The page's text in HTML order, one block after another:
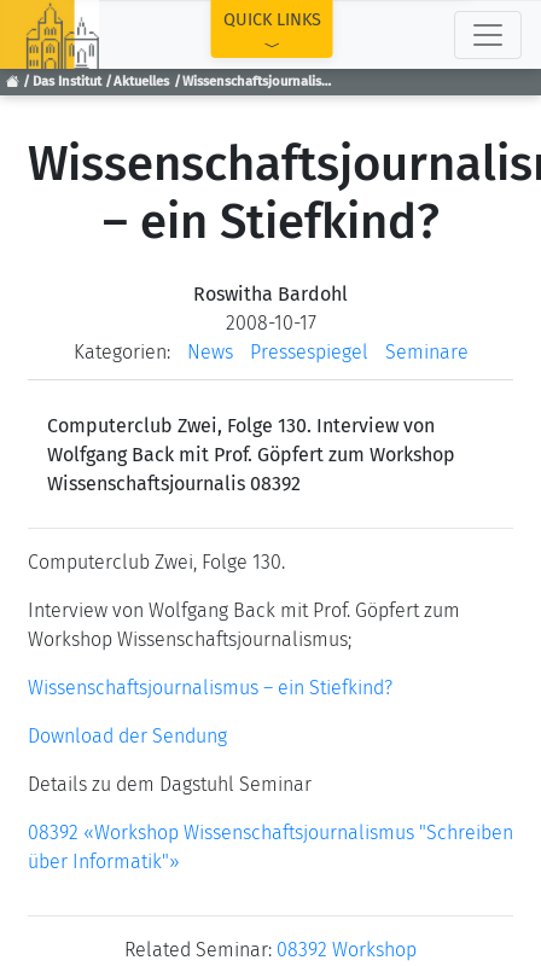
Das Institut Aktuelles Wissenschaftsjournalismus – ein Stiefkind?
QUICK LINKS
– ein Stiefkind?
Roswitha Bardohl
2008-10-17
Kategorien:
News Pressespiegel Seminare
Computerclub Zwei, Folge 130. Interview von
Wolfgang Back mit Prof. Göpfert zum Workshop
Wissenschaftsjournalis 08392
Computerclub Zwei, Folge 130.
Interview von Wolfgang Back mit Prof. Göpfert zum
Workshop Wissenschaftsjournalismus;
Wissenschaftsjournalismus – ein Stiefkind?
Download der Sendung
Details zu dem Dagstuhl Seminar
08392 «Workshop Wissenschaftsjournalismus "Schreiben
über Informatik"»
Related Seminar: 08392 Workshop